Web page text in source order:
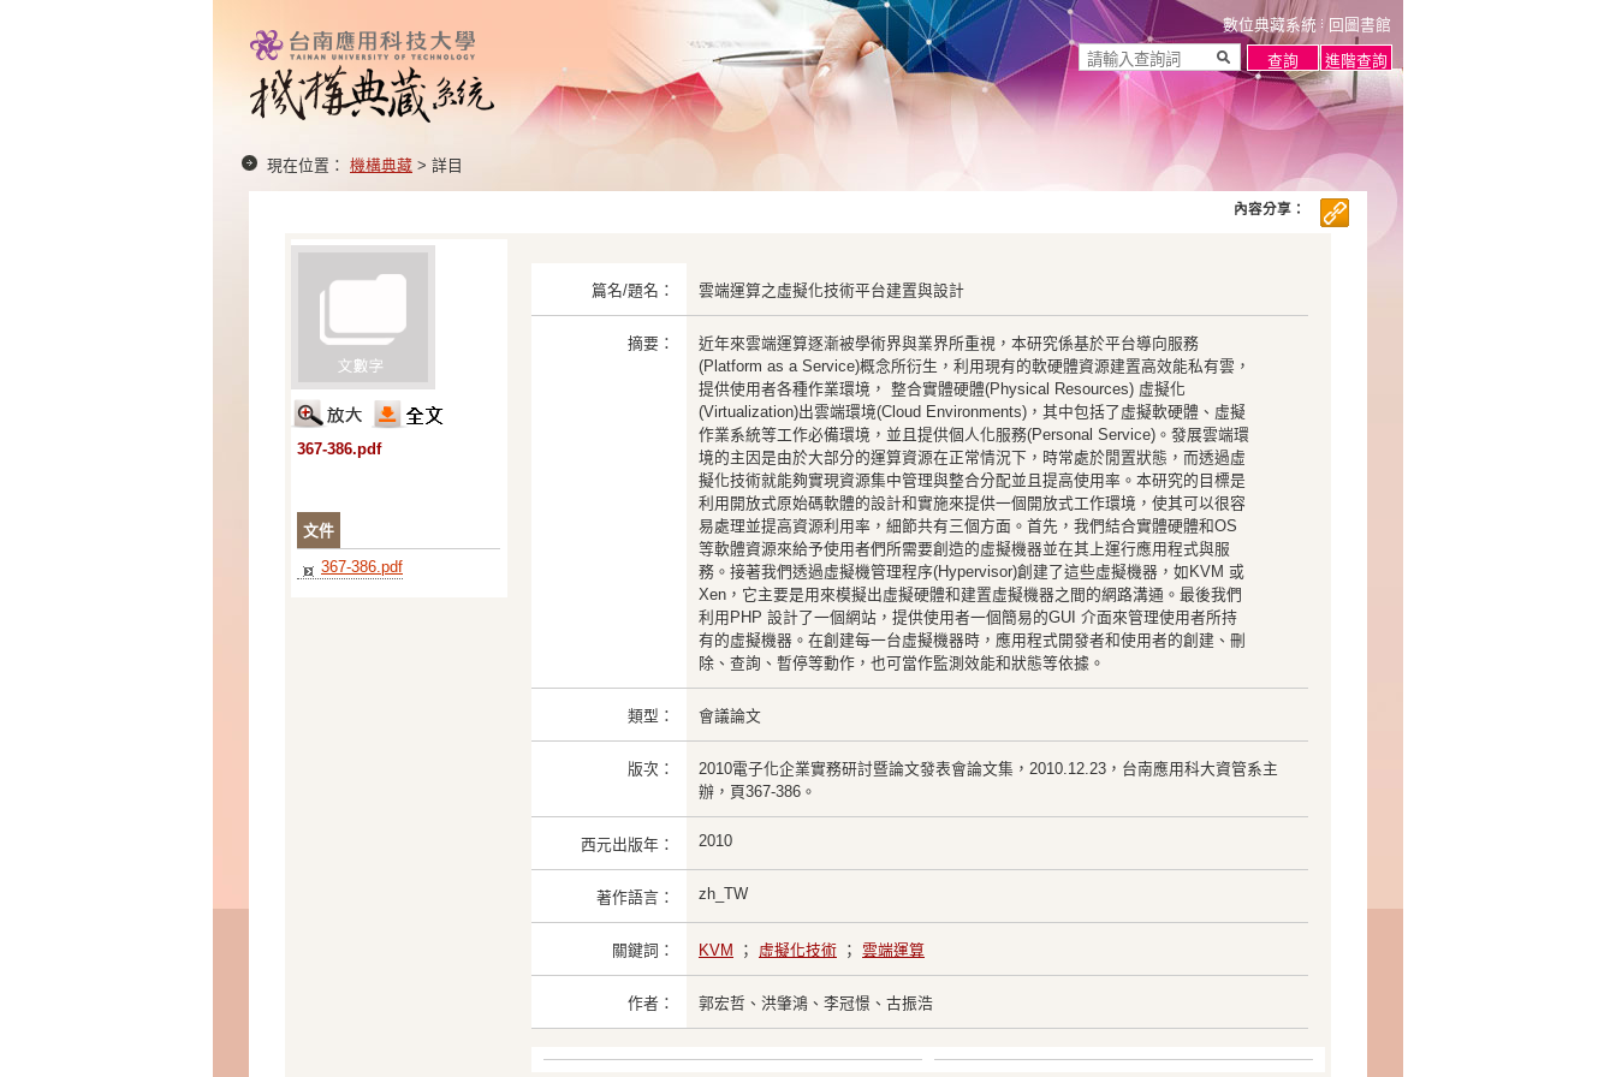
數位典藏系統 回圖書館
現在位置： 機構典藏 > 詳目
367-386.pdf
文件
367-386.pdf
篇名/題名： 雲端運算之虛擬化技術平台建置與設計
摘要：
近年來雲端運算逐漸被學術界與業界所重視，本研究係基於平台導向服務
(Platform as a Service)概念所衍生，利用現有的軟硬體資源建置高效能私有雲，
提供使用者各種作業環境， 整合實體硬體(Physical Resources) 虛擬化
(Virtualization)出雲端環境(Cloud Environments)，其中包括了虛擬軟硬體、虛擬
作業系統等工作必備環境，並且提供個人化服務(Personal Service)。發展雲端環
境的主因是由於大部分的運算資源在正常情況下，時常處於閒置狀態，而透過虛
擬化技術就能夠實現資源集中管理與整合分配並且提高使用率。本研究的目標是
利用開放式原始碼軟體的設計和實施來提供一個開放式工作環境，使其可以很容
易處理並提高資源利用率，細節共有三個方面。首先，我們結合實體硬體和OS
等軟體資源來給予使用者們所需要創造的虛擬機器並在其上運行應用程式與服
務。接著我們透過虛擬機管理程序(Hypervisor)創建了這些虛擬機器，如KVM 或
Xen，它主要是用來模擬出虛擬硬體和建置虛擬機器之間的網路溝通。最後我們
利用PHP 設計了一個網站，提供使用者一個簡易的GUI 介面來管理使用者所持
有的虛擬機器。在創建每一台虛擬機器時，應用程式開發者和使用者的創建、刪
除、查詢、暫停等動作，也可當作監測效能和狀態等依據。
類型： 會議論文
版次：
2010電子化企業實務研討暨論文發表會論文集，2010.12.23，台南應用科大資管系主
辦，頁367-386。
西元出版年： 2010
著作語言： zh_TW
關鍵詞： KVM ； 虛擬化技術 ； 雲端運算
作者： 郭宏哲、洪肇鴻、李冠憬、古振浩
內容分享：